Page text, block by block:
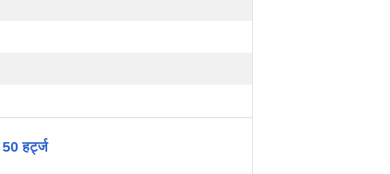
हर्ट्ज